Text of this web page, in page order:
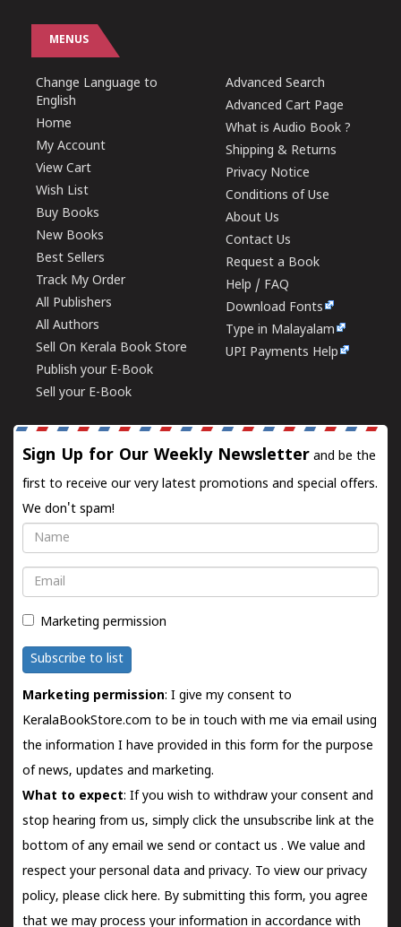
MENUS
Change Language to
English
Home
My Account
View Cart
Wish List
Buy Books
New Books
Best Sellers
Track My Order
All Publishers
All Authors
Sell On Kerala Book Store
Publish your E-Book
Sell your E-Book
Advanced Search
Advanced Cart Page
What is Audio Book ?
Shipping & Returns
Privacy Notice
Conditions of Use
About Us
Contact Us
Request a Book
Help / FAQ
Download Fonts
Type in Malayalam
UPI Payments Help
Sign Up for Our Weekly Newsletter and be the
first to receive our very latest promotions and special offers.
We don't spam!
Name
Email
Marketing permission
Subscribe to list
Marketing permission: I give my consent to
KeralaBookStore.com to be in touch with me via email using
the information I have provided in this form for the purpose
of news, updates and marketing.
What to expect: If you wish to withdraw your consent and
stop hearing from us, simply click the unsubscribe link at the
bottom of any email we send orcontact us . We value and
respect your personal data and privacy. To view our privacy
policy, please click here. By submitting this form, you agree
that we may process your information in accordance with